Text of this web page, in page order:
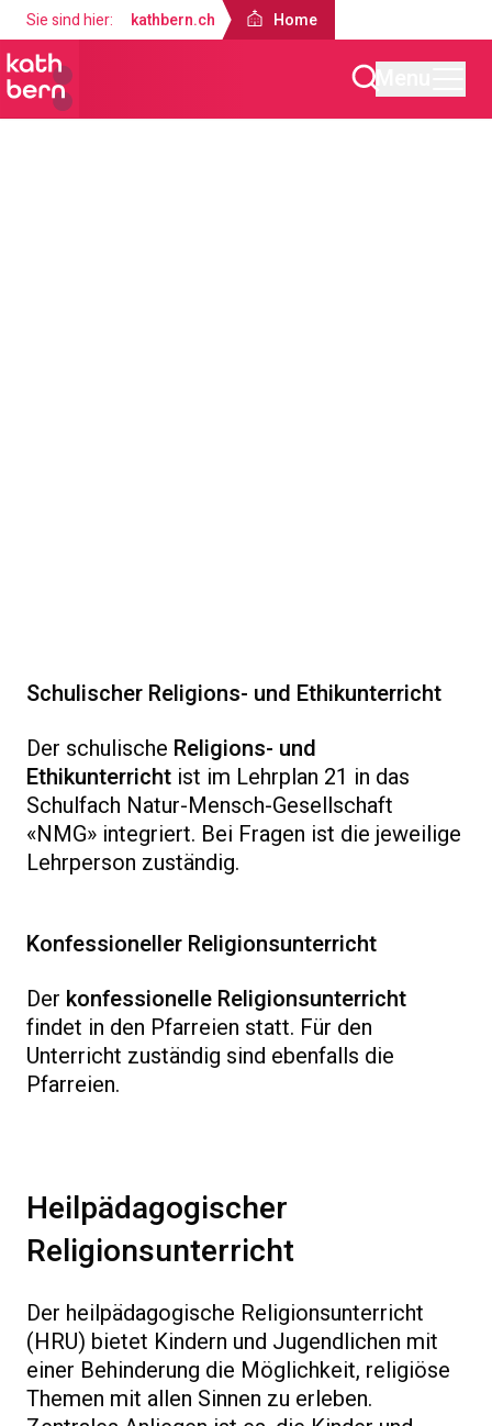
Sie sind hier: kathbern.ch Home
Schulischer Religions- und Ethikunterricht
Der schulische Religions- und
Ethikunterricht ist im Lehrplan 21 in das
Schulfach Natur-Mensch-Gesellschaft
«NMG» integriert. Bei Fragen ist die jeweilige
Lehrperson zuständig.
Konfessioneller Religionsunterricht
Der konfessionelle Religionsunterricht
findet in den Pfarreien statt. Für den
Unterricht zuständig sind ebenfalls die
Pfarreien.
Heilpädagogischer
Religionsunterricht
Der heilpädagogische Religionsunterricht
(HRU) bietet Kindern und Jugendlichen mit
einer Behinderung die Möglichkeit, religiöse
Themen mit allen Sinnen zu erleben.